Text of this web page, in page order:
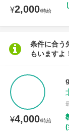
¥2,000/時給
条件に合う
もいますよ
¥4,000/時給